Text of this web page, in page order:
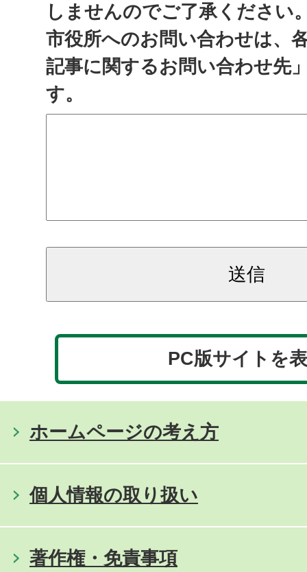
しませんのでご了承ください
市役所へのお問い合わせは、
記事に関するお問い合わせ先
す。
PC版サイトを
ホームページの考え方
個人情報の取り扱い
著作権・免責事項